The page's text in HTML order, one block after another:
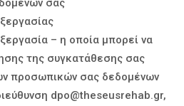
σας
– η οποία μπορεί να
της συγκατάθεσης σας
προσωπικών σας δεδομένων
dpo@theseusrehab.gr,